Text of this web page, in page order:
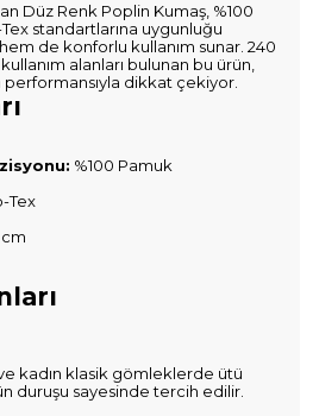
Düz Renk Poplin Kumaş, %100
standartlarına uygunluğu
de konforlu kullanım sunar. 240
alanları bulunan bu ürün,
dikkat çekiyor.
%100 Pamuk
Tex
kadın klasik gömleklerde ütü
duruşu sayesinde tercih edilir.